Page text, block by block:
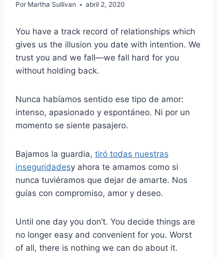
Por Martha Sullivan abril 2, 2020
You have a track record of relationships which
gives us the illusion you date with intention. We
trust you and we fall—we fall hard for you
without holding back.
Nunca habíamos sentido ese tipo de amor:
intenso, apasionado y espontáneo. Ni por un
momento se siente pasajero.
Bajamos la guardia, tiró todas nuestras
inseguridadesy ahora te amamos como si
nunca tuviéramos que dejar de amarte. Nos
guías con compromiso, amor y deseo.
Until one day you don’t. You decide things are
no longer easy and convenient for you. Worst
of all, there is nothing we can do about it.